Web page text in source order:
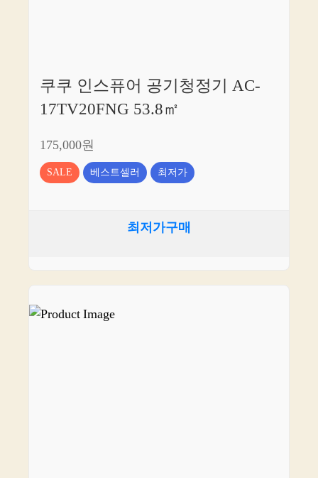
쿠쿠 인스퓨어 공기청정기 AC-
17TV20FNG 53.8㎡
175,000원
SALE 베스트셀러 최저가
최저가구매